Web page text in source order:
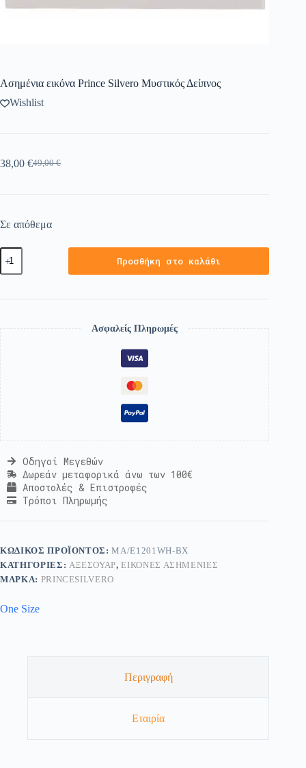
Ασημένια εικόνα Prince Silvero Μυστικός Δείπνος
Wishlist
49,00€
38,00 €
Σε απόθεμα
Προσθήκη στο καλάθι
Ασφαλείς Πληρωμές
Οδηγοί Μεγεθών
Δωρεάν μεταφορικά άνω των 100€
Αποστολές & Επιστροφές
Τρόποι Πληρωμής
ΚΩΔΙΚΌΣ ΠΡΟΪΌΝΤΟΣ:MA/E1201WH-BX
ΚΑΤΗΓΟΡΊΕΣ: ΑΞΕΣΟΥΆΡ,ΕΙΚΌΝΕΣ ΑΣΗΜΈΝΙΕΣ
ΜΆΡΚΑ: PRINCESILVERO
One Size
Περιγραφή
Εταιρία